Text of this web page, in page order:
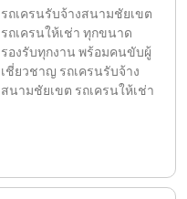
รถเครนรับจ้างสนามชัยเขต
รถเครนให้เช่า ทุกขนาด
รองรับทุกงาน พร้อมคนขับผู้
เชี่ยวชาญ รถเครนรับจ้าง
สนามชัยเขต รถเครนให้เช่า